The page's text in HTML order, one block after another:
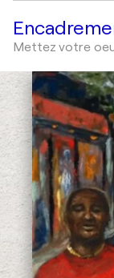
Mettez votre